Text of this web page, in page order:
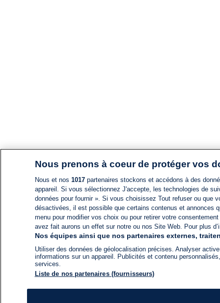
Nous prenons à coeur de protéger vos
Nous et nos 1017partenaires stockons et accédons à des
appareil. Si vous sélectionnez J'accepte, les technologies de
données pour fournir ». Si vous choisissez Tout refuser ou
désactivées, il est possible que certains contenus et annonces
menu pour modifier vos choix ou pour retirer votre
avez fait aurons un effet sur notre ou nos Site Web. Pour plus
Nos équipes ainsi que nos partenaires externes,
Utiliser des données de géolocalisation précises. Analyser
informations sur un appareil. Publicités et contenu
services.
Liste de nos partenaires (fournisseurs)